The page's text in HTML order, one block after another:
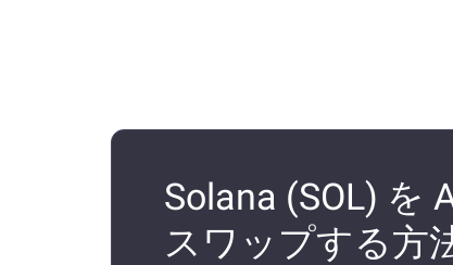
Solana (SOL) を
スワップする方